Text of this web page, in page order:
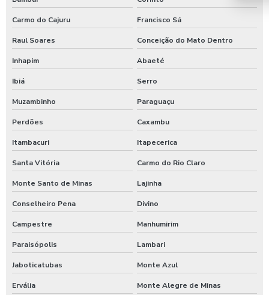
Timer para chuveiro com fichas
Timer de chuveiro com pix
Timer para ducha de praia
Valor para higienização automotiva
Carmo do Cajuru Francisco Sá
Raul Soares Conceição do Mato Dentro
Inhapim Abaeté
Ibiá Serro
Muzambinho Paraguaçu
Perdões Caxambu
Itambacuri Itapecerica
Santa Vitória Carmo do Rio Claro
Monte Santo de Minas Lajinha
Conselheiro Pena Divino
Campestre Manhumirim
Paraisópolis Lambari
Jaboticatubas Monte Azul
Ervália Monte Alegre de Minas